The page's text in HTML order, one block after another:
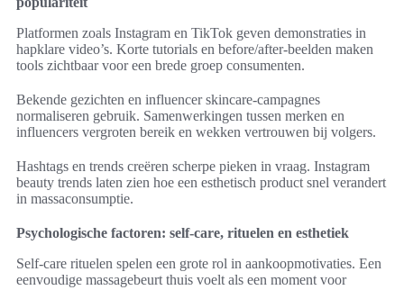
Platformen zoals Instagram en TikTok geven demonstraties in
hapklare video’s. Korte tutorials en before/after-beelden maken
tools zichtbaar voor een brede groep consumenten.
Bekende gezichten en influencer skincare-campagnes
normaliseren gebruik. Samenwerkingen tussen merken en
influencers vergroten bereik en wekken vertrouwen bij volgers.
Hashtags en trends creëren scherpe pieken in vraag. Instagram
beauty trends laten zien hoe een esthetisch product snel verandert
in massaconsumptie.
Psychologische factoren: self-care, rituelen en esthetiek
Self-care rituelen spelen een grote rol in aankoopmotivaties. Een
eenvoudige massagebeurt thuis voelt als een moment voor